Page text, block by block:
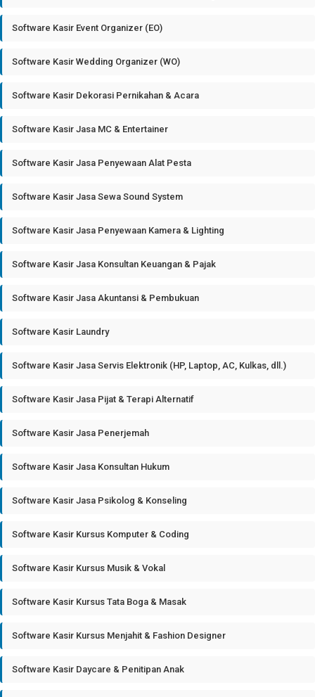
Software Kasir Event Organizer (EO)
Software Kasir Wedding Organizer (WO)
Software Kasir Dekorasi Pernikahan & Acara
Software Kasir Jasa MC & Entertainer
Software Kasir Jasa Penyewaan Alat Pesta
Software Kasir Jasa Sewa Sound System
Software Kasir Jasa Penyewaan Kamera & Lighting
Software Kasir Jasa Konsultan Keuangan & Pajak
Software Kasir Jasa Akuntansi & Pembukuan
Software Kasir Laundry
Software Kasir Jasa Servis Elektronik (HP, Laptop, AC, Kulkas, dll.)
Software Kasir Jasa Pijat & Terapi Alternatif
Software Kasir Jasa Penerjemah
Software Kasir Jasa Konsultan Hukum
Software Kasir Jasa Psikolog & Konseling
Software Kasir Kursus Komputer & Coding
Software Kasir Kursus Musik & Vokal
Software Kasir Kursus Tata Boga & Masak
Software Kasir Kursus Menjahit & Fashion Designer
Software Kasir Daycare & Penitipan Anak